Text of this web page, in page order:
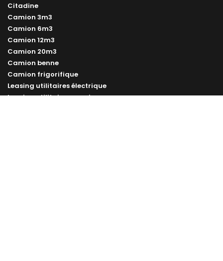
Citadine
Camion 3m3
Camion 6m3
Camion 12m3
Camion 20m3
Camion benne
Camion frigorifique
Leasing utilitaires électrique
Leasing utilitaire occasion